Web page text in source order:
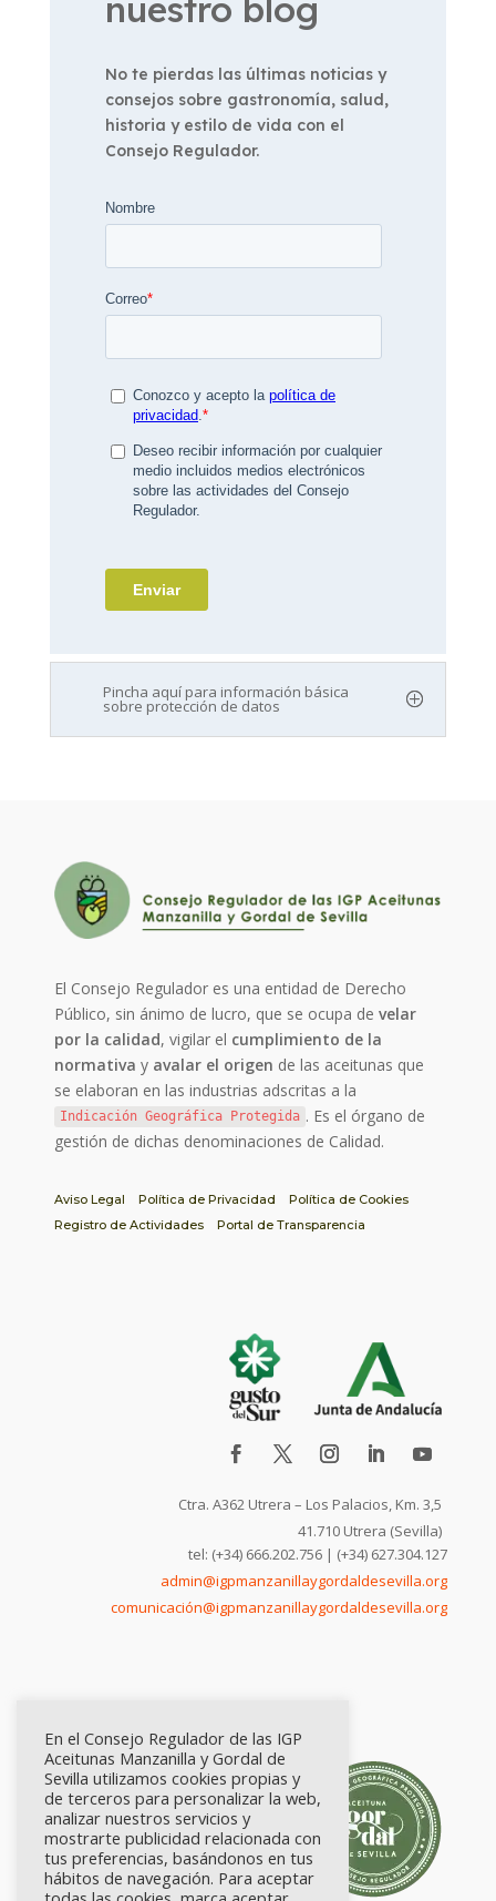
nuestro blog
No te pierdas las últimas noticias y
consejos sobre gastronomía, salud,
historia y estilo de vida con el
Consejo Regulador.
Pincha aquí para información básica
sobre protección de datos
El Consejo Regulador es una entidad de Derecho
Público, sin ánimo de lucro, que se ocupa develar
por la calidad, vigilar el cumplimiento de la
normativa y avalar el origen de las aceitunas que
se elaboran en las industrias adscritas a la
Indicación Geográfica Protegida . Es el órgano de
gestión de dichas denominaciones de Calidad.
Aviso Legal Política de Privacidad
Política de Cookies
Registro de Actividades
Portal de Transparencia
Ctra. A362 Utrera – Los Palacios, Km. 3,5
41.710 Utrera (Sevilla)
tel: (+34) 666.202.756 | (+34) 627.304.127
admin@igpmanzanillaygordaldesevilla.org
comunicación@igpmanzanillaygordaldesevilla.org
En el Consejo Regulador de las IGP
Aceitunas Manzanilla y Gordal de
Sevilla utilizamos cookies propias y
de terceros para personalizar la web,
analizar nuestros servicios y
mostrarte publicidad relacionada con
tus preferencias, basándonos en tus
hábitos de navegación. Para aceptar